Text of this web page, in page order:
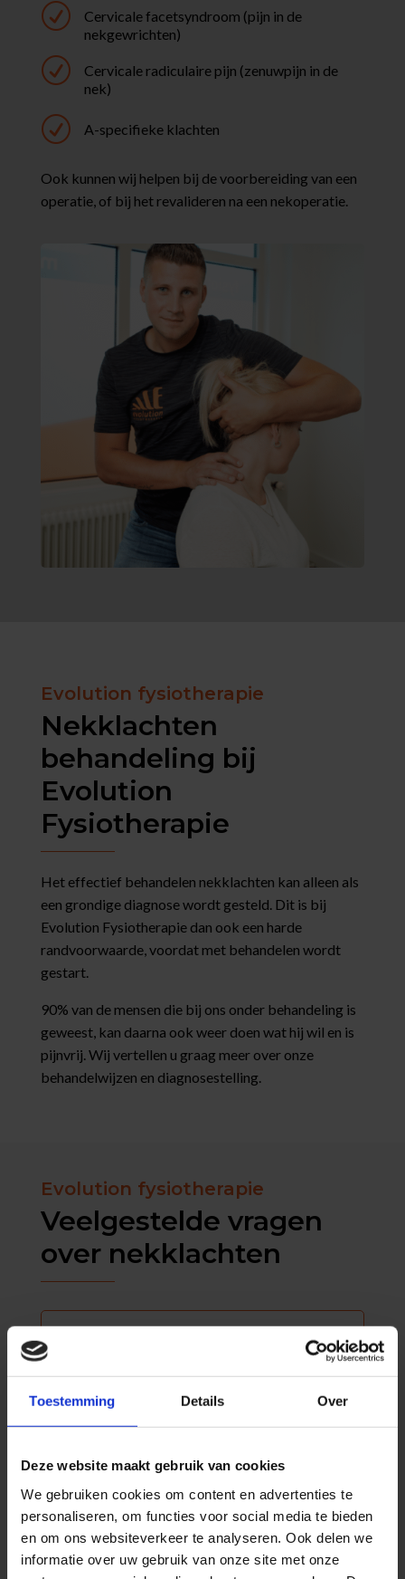
Toestemming Details Over
Deze website maakt gebruik van cookies
We gebruiken cookies om content en advertenties te
personaliseren, om functies voor social media te bieden
en om ons websiteverkeer te analyseren. Ook delen we
informatie over uw gebruik van onze site met onze
R
Cervicale facetsyndroom (pijn in de
nekgewrichten)
R
Cervicale radiculaire pijn (zenuwpijn in de
nek)
R A-specifieke klachten
Ook kunnen wij helpen bij de voorbereiding van een
operatie, of bij het revalideren na een nekoperatie.
Evolution fysiotherapie
Nekklachten
behandeling bij
Evolution
Fysiotherapie
Het effectief behandelen nekklachten kan alleen als
een grondige diagnose wordt gesteld. Dit is bij
Evolution Fysiotherapie dan ook een harde
randvoorwaarde, voordat met behandelen wordt
gestart.
90% van de mensen die bij ons onder behandeling is
geweest, kan daarna ook weer doen wat hij wil en is
pijnvrij. Wij vertellen u graag meer over onze
behandelwijzen en diagnosestelling.
Evolution fysiotherapie
Veelgestelde vragen
over nekklachten
behandelen jullie?
Hoe ziet het behandeltraject eruit
bij jullie bij nekklachten?